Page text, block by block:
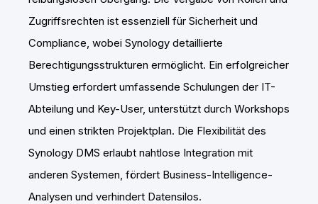
Zugriffsrechten ist essenziell für Sicherheit und
Compliance, wobei Synology detaillierte
Berechtigungsstrukturen ermöglicht. Ein erfolgreicher
Umstieg erfordert umfassende Schulungen der IT-
Abteilung und Key-User, unterstützt durch Workshops
und einen strikten Projektplan. Die Flexibilität des
Synology DMS erlaubt nahtlose Integration mit
anderen Systemen, fördert Business-Intelligence-
Analysen und verhindert Datensilos.